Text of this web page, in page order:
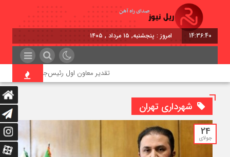
14:36:41 امروز : پنجشنبه, ۱۵ مرداد , ۱۴۰۵
تقدیر معاون اول رئیس‌جمهور از مدیرعامل
شهرداری تهران
24
جولای